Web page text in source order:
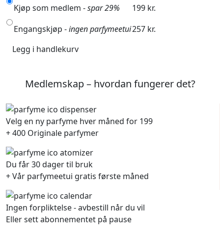
Kjøp som medlem -spar 29%
199 kr.
Engangskjøp -ingen parfymeetui257 kr.
Legg i handlekurv
Medlemskap – hvordan fungerer det?
Velg en ny parfyme hver måned for 199
+ 400 Originale parfymer
Du får 30 dager til bruk
+ Vår parfymeetui gratis første måned
Ingen forpliktelse - avbestill når du vil
Eller sett abonnementet på pause